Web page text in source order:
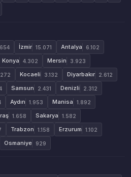
İzmir 15.071 Antalya 6.102
Konya 4.302 Mersin 3.923
Kocaeli 3.132 Diyarbakır 2.612
Samsun 2.431 Denizli 2.312
Aydın 1.953 Manisa 1.892
1.658 Sakarya 1.582
Trabzon 1.158 Erzurum 1.102
Osmaniye 929